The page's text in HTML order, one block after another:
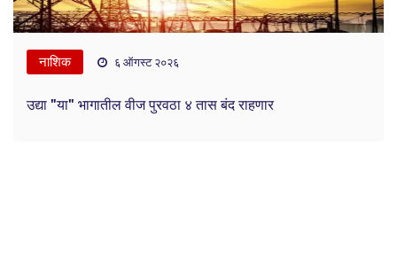
नाशिक ६ ऑगस्ट २०२६
उद्या "या" भागातील वीज पुरवठा ४ तास बंद राहणार